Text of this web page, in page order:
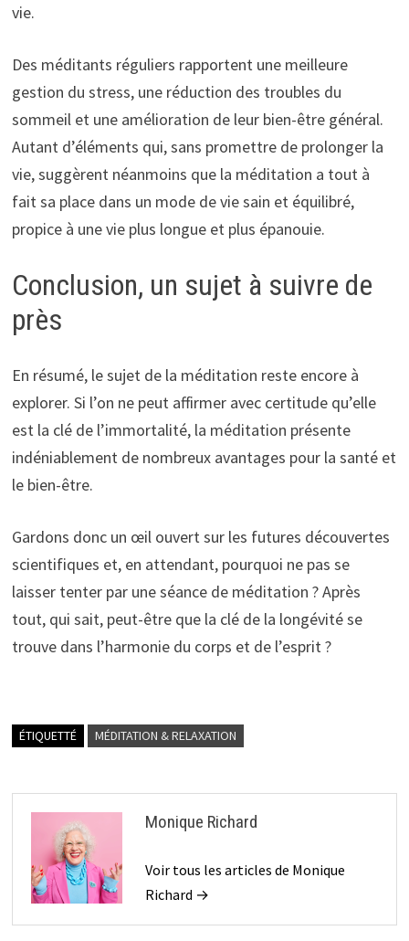
vie.
Des méditants réguliers rapportent une meilleure
gestion du stress, une réduction des troubles du
sommeil et une amélioration de leur bien-être général.
Autant d’éléments qui, sans promettre de prolonger la
vie, suggèrent néanmoins que la méditation a tout à
fait sa place dans un mode de vie sain et équilibré,
propice à une vie plus longue et plus épanouie.
Conclusion, un sujet à suivre de
près
En résumé, le sujet de la méditation reste encore à
explorer. Si l’on ne peut affirmer avec certitude qu’elle
est la clé de l’immortalité, la méditation présente
indéniablement de nombreux avantages pour la santé et
le bien-être.
Gardons donc un œil ouvert sur les futures découvertes
scientifiques et, en attendant, pourquoi ne pas se
laisser tenter par une séance de méditation ? Après
tout, qui sait, peut-être que la clé de la longévité se
trouve dans l’harmonie du corps et de l’esprit ?
ÉTIQUETTÉ MÉDITATION & RELAXATION
Monique Richard
Voir tous les articles de Monique
Richard →